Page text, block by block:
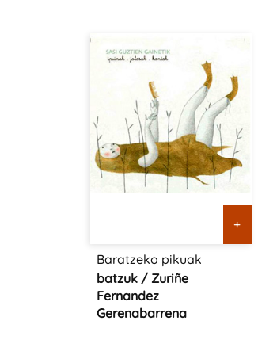
+
Baratzeko pikuak
batzuk / Zuriñe
Fernandez
Gerenabarrena